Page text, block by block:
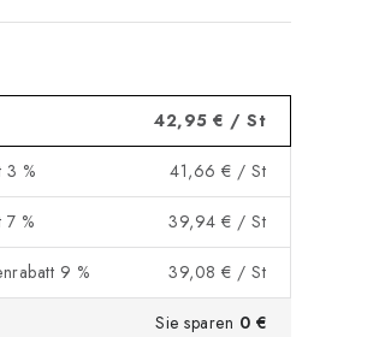
42,95 € / St
3 % 41,66 € / St
7 % 39,94 € / St
9 % 39,08 € / St
Sie sparen 0 €